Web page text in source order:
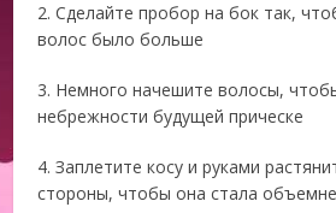
2. Сделайте пробор на бок так,
волос было больше
3. Немного начешите волосы,
небрежности будущей прическе
4. Заплетите косу и руками
стороны, чтобы она стала